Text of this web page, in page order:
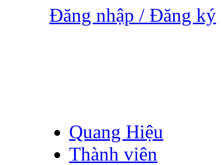
Đăng nhập / Đăng ký
Quang Hiệu
Thành viên